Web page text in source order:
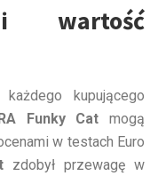
i wartość
kupującego
Funky Cat mogą
w testach Euro
zdobył przewagę w